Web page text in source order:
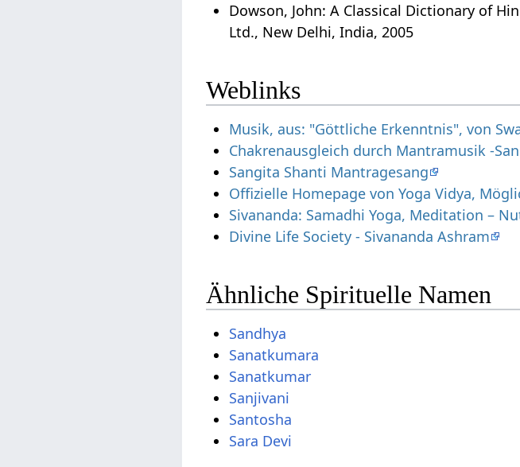
Dowson, John: A Classical Dictionary of
Ltd., New Delhi, India, 2005
Weblinks
Musik, aus: "Göttliche Erkenntnis", von
Chakrenausgleich durch Mantramusik -
Sangita Shanti Mantragesang
Offizielle Homepage von Yoga Vidya,
Sivananda: Samadhi Yoga, Meditation –
Divine Life Society - Sivananda Ashram
Ähnliche Spirituelle Namen
Sandhya
Sanatkumara
Sanatkumar
Sanjivani
Santosha
Sara Devi